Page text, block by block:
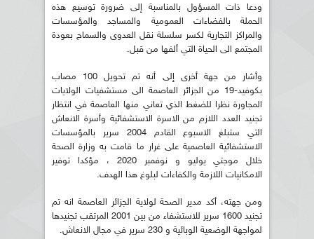
ودعا ذات المسؤول بالمناسبة إلى ضرورة توسيع هذه
الحملة بالفضاءات العمومية والمساجد والمؤسسات
والمراكز التجارية لكسر سلسلة نقل العدوى والسماح بعودة
المجتمع الى الحياة التي ألفها من قبل.
وأشار من جهة أخرى إلى أنه تم تحويل 100 مصاب
بكوفيد-19 من الجزائر العاصمة الى مستشفيات الولايات
المجاورة نظرا للضغط الذي تعاني منها العاصمة في انتظار
تجنيد العدد اللازم من الاسرة الاستشفائية وأسرة الانعاش
التي ستبلغ الاسبوع القادم 2004 سرير بالمؤسسات
الاستشفائية العاصمية على غرار ما قامت به وزارة الصحة
خلال موجتي يوليو و نوفمبر 2020 ، مؤكدا توفير
الامكانيات اللازمة والكفاءات لبلوغ هذا الهدف.
ومن جهته، أكد مدير الصحة لولاية الجزائر العاصمة انه تم
تجنيد 1600 سرير للاستشفاء من بين 2001 المرتقب تجنيدها
لمواجهة الوضعية الوبائية و 230 سرير في مجال الانعاش.